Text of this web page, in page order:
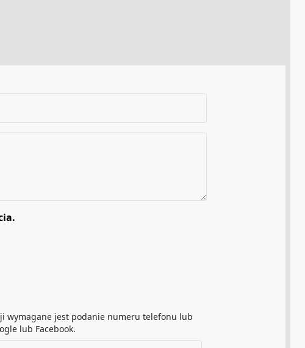
wymagane jest podanie numeru telefonu lub
lub Facebook.